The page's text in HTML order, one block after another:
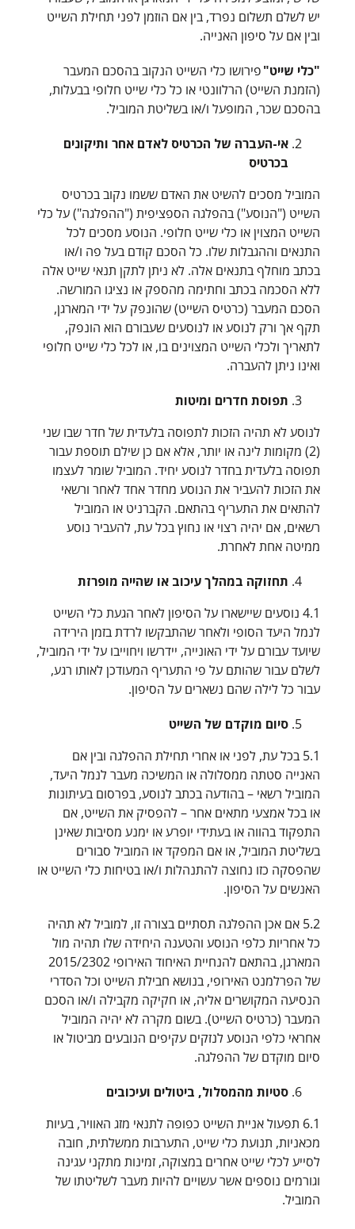
יש לשלם תשלום נפרד, בין אם הוזמן לפני תחילת השייט
ובין אם על סיפון האנייה.
"כלי שייט"פירושו כלי השייט הנקוב בהסכם המעבר
(הזמנת השייט) הרלוונטי או כל כלי שייט חלופי בבעלות,
בהסכם שכר, המופעל ו/או בשליטת המוביל.
אי-העברה של הכרטיס לאדם אחר ותיקונים
בכרטיס
המוביל מסכים להשיט את האדם ששמו נקוב בכרטיס
השייט ("הנוסע") בהפלגה הספציפית ("ההפלגה") על כלי
השייט המצוין או כלי שייט חלופי. הנוסע מסכים לכל
התנאים וההגבלות שלו. כל הסכם קודם בעל פה ו/או
בכתב מוחלף בתנאים אלה. לא ניתן לתקן תנאי שייט אלה
ללא הסכמה בכתב וחתימה מהספק או נציגו המורשה.
הסכם המעבר (כרטיס השייט) שהונפק על ידי המארגן,
תקף אך ורק לנוסע או לנוסעים שעבורם הוא הונפק,
לתאריך ולכלי השייט המצוינים בו, או לכל כלי שייט חלופי
ואינו ניתן להעברה.
תפוסת חדרים ומיטות
לנוסע לא תהיה הזכות לתפוסה בלעדית של חדר שבו שני
(2) מקומות לינה או יותר, אלא אם כן שילם תוספת עבור
תפוסה בלעדית בחדר לנוסע יחיד. המוביל שומר לעצמו
את הזכות להעביר את הנוסע מחדר אחד לאחר ורשאי
להתאים את התעריף בהתאם. הקברניט או המוביל
רשאים, אם יהיה רצוי או נחוץ בכל עת, להעביר נוסע
ממיטה אחת לאחרת.
תחזוקה במהלך עיכוב או שהייה מופרזת
4.1 נוסעים שיישארו על הסיפון לאחר הגעת כלי השייט
לנמל היעד הסופי ולאחר שהתבקשו לרדת בזמן הירידה
שיועד עבורם על ידי האונייה, יידרשו ויחוייבו על ידי המוביל,
לשלם עבור שהותם על פי התעריף המעודכן לאותו רגע,
עבור כל לילה שהם נשארים על הסיפון.
סיום מוקדם של השייט
5.1 בכל עת, לפני או אחרי תחילת ההפלגה ובין אם
האנייה סטתה ממסלולה או המשיכה מעבר לנמל היעד,
המוביל רשאי – בהודעה בכתב לנוסע, בפרסום בעיתונות
או בכל אמצעי מתאים אחר – להפסיק את השייט, אם
התפקוד בהווה או בעתידי יופרע או ימנע מסיבות שאינן
בשליטת המוביל, או אם המפקד או המוביל סבורים
שהפסקה כזו נחוצה להתנהלות ו/או בטיחות כלי השייט או
האנשים על הסיפון.
5.2 אם אכן ההפלגה תסתיים בצורה זו, למוביל לא תהיה
כל אחריות כלפי הנוסע והטענה היחידה שלו תהיה מול
המארגן, בהתאם להנחיית האיחוד האירופי 2015/2302
של הפרלמנט האירופי, בנושא חבילת השייט וכל הסדרי
הנסיעה המקושרים אליה, או חקיקה מקבילה ו/או הסכם
המעבר (כרטיס השייט). בשום מקרה לא יהיה המוביל
אחראי כלפי הנוסע לנזקים עקיפים הנובעים מביטול או
סיום מוקדם של ההפלגה.
סטיות מהמסלול, ביטולים ועיכובים
6.1 תפעול אניית השייט כפופה לתנאי מזג האוויר, בעיות
מכאניות, תנועת כלי שייט, התערבות ממשלתית, חובה
לסייע לכלי שייט אחרים במצוקה, זמינות מתקני עגינה
וגורמים נוספים אשר עשויים להיות מעבר לשליטתו של
המוביל.